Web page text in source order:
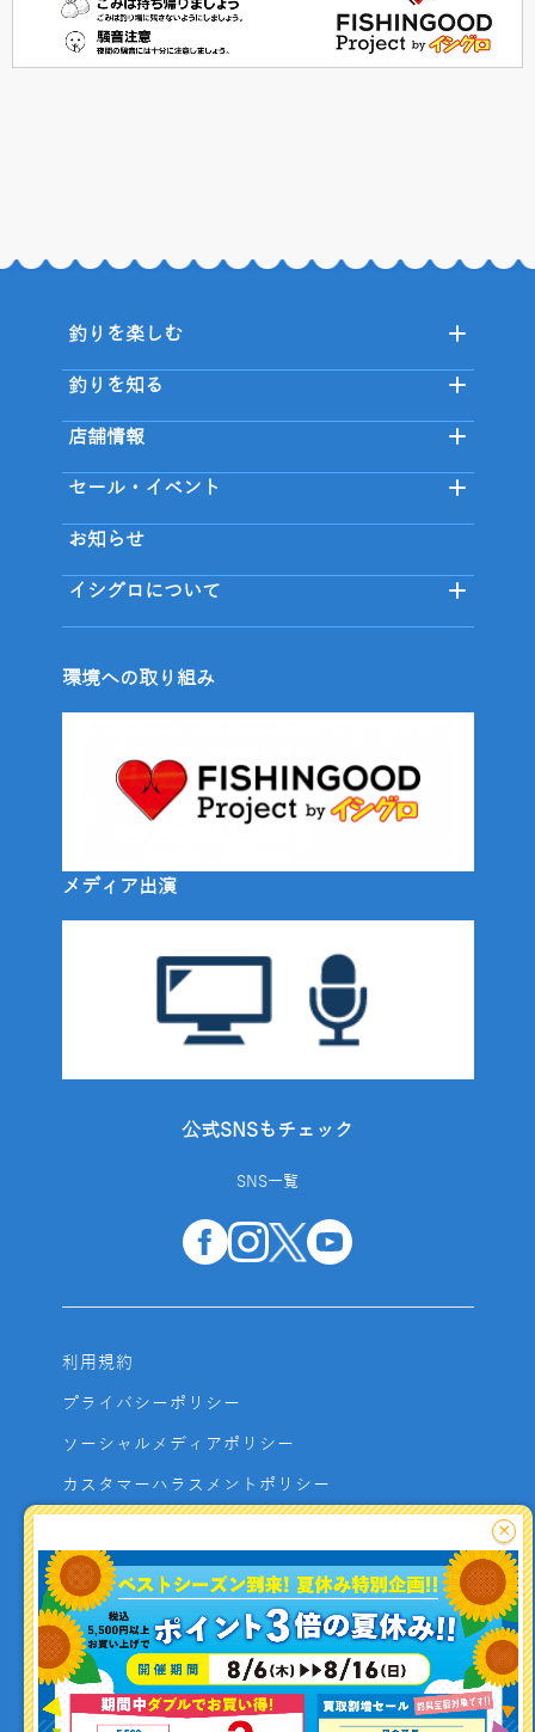
釣り情報を
釣りを楽しむ
釣りを知る
店舗情報
セール・イベント
お知らせ
イシグロについて
環境への取り組み
メディア出演
公式SNSもチェック
SNS一覧
利用規約
プライバシーポリシー
ソーシャルメディアポリシー
カスタマーハラスメントポリシー
よくあるご質問
お問い合わせ
利用者資金の保全方法
×